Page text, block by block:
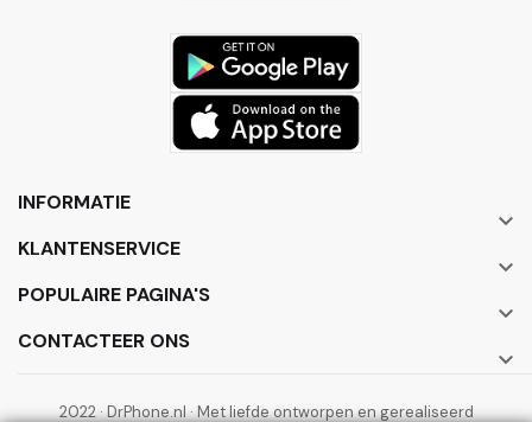
INFORMATIE

KLANTENSERVICE

POPULAIRE PAGINA'S

CONTACTEER ONS

2022 · DrPhone.nl · Met liefde ontworpen en gerealiseerd